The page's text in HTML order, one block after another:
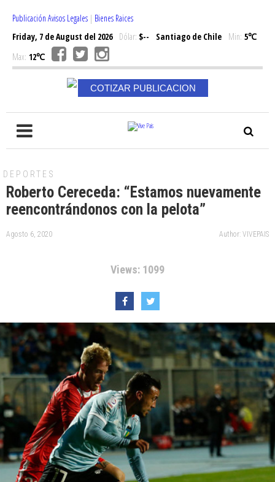
Publicación Avisos Legales | Bienes Raices
Friday, 7 de August del 2026Dólar: $-- Santiago de Chile Min: 5℃
Max: 12℃
COTIZAR PUBLICACION
DEPORTES
Roberto Cereceda: “Estamos nuevamente
reencontrándonos con la pelota”
Agosto 6, 2020 Author: VIVEPAIS
Views: 1099